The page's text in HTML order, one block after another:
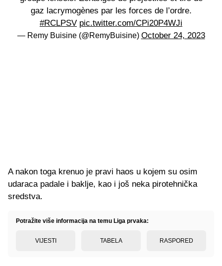
gaz lacrymogènes par les forces de l’ordre.
#RCLPSV pic.twitter.com/CPi20P4WJi
— Remy Buisine (@RemyBuisine) October 24, 2023
A nakon toga krenuo je pravi haos u kojem su osim
udaraca padale i baklje, kao i još neka pirotehnička
sredstva.
Potražite više informacija na temu Liga prvaka:
VIJESTI TABELA RASPORED